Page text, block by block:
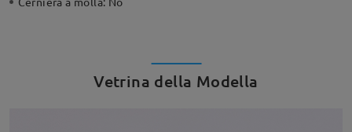
Vetrina della Modella